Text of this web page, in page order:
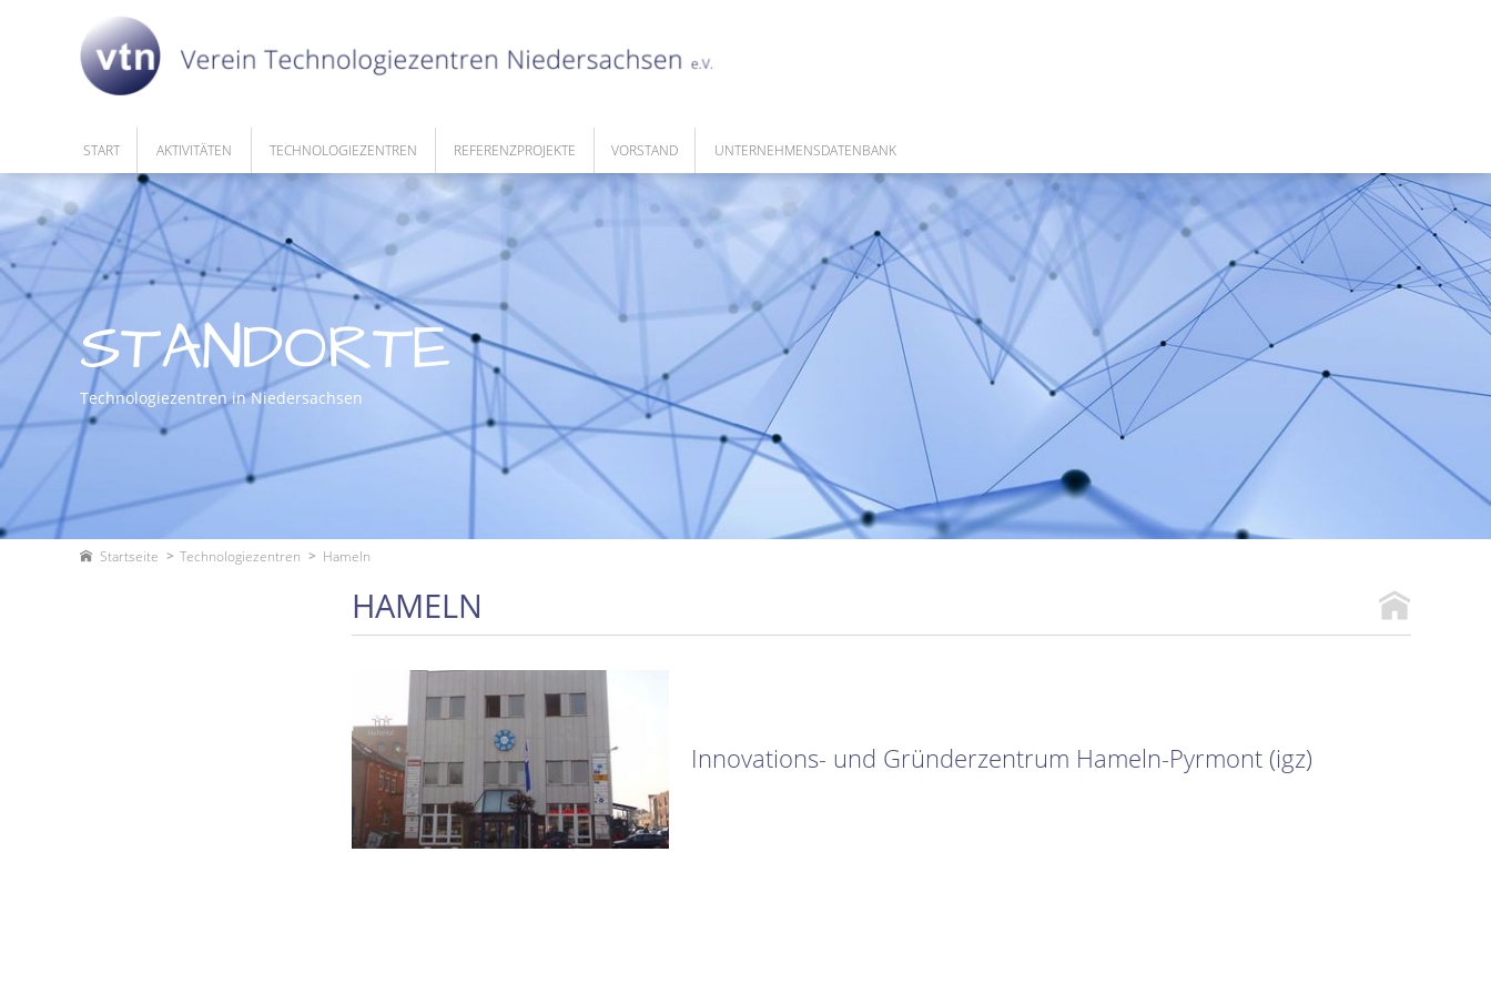
START AKTIVITÄTEN
AKTUELL
HISTORIE
TECHNOLOGIEZENTREN
ÜBER TECHNOLOGIEZENTREN
REFERENZPROJEKTE
GRÜNDUNGSWETTBEWERBE
INNOVATIONSKAMPAGNEN
STUDIEN
SONSTIGE AKTIVITÄTEN
VORSTAND UNTERNEHMENSDATENBANK
STANDORTE
Technologiezentren in Niedersachsen
Startseite Technologiezentren Hameln
HAMELN
Innovations- und Gründerzentrum Hameln-Pyrmont (igz)